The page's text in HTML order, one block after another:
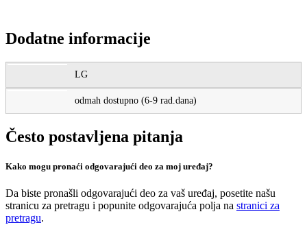
Dodatne informacije
LG
odmah dostupno (6-9 rad.dana)
Često postavljena pitanja
Kako mogu pronaći odgovarajući deo za moj uređaj?
Da biste pronašli odgovarajući deo za vaš uređaj, posetite našu
stranicu za pretragu i popunite odgovarajuća polja na stranici za
pretragu.